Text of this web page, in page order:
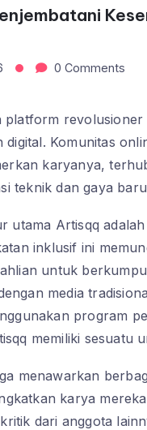
0 Comments
platform
digital. Komunitas
karyanya,
teknik dan gaya
utama Artisqq
inklusif ini
untuk
media
program
memiliki sesuatu
menawarkan
karya
dari anggota